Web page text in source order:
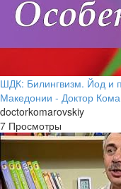
ШДК: Билингвизм. Йод и
Македонии - Доктор
doctorkomarovskiy
7 Просмотры